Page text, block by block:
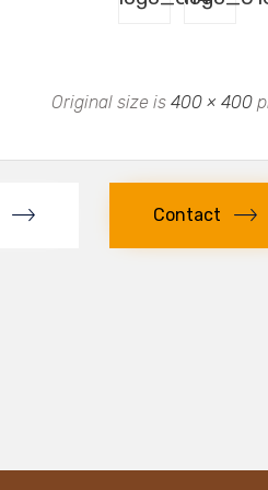
Original size is 400 × 400
Contact